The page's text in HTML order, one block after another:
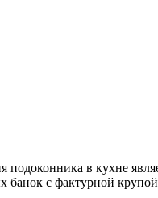
в кухне
банок с фактурной